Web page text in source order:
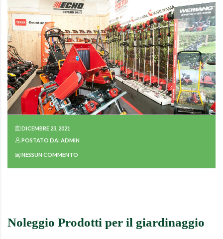
DICEMBRE 23, 2021
POSTATO DA: ADMIN
NESSUN COMMENTO
Noleggio Prodotti per il giardinaggio